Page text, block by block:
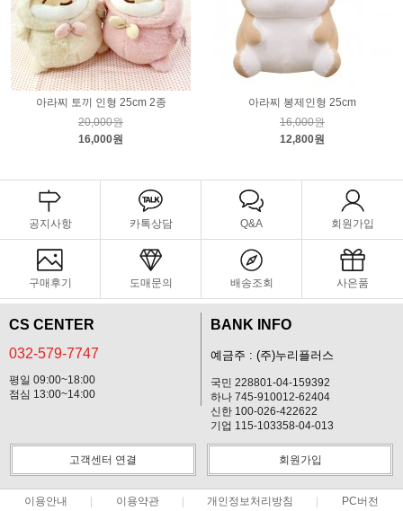
아라찌 토끼 인형 25cm 2종
20,000원
16,000원
아라찌 봉제인형 25cm
16,000원
12,800원
공지사항 카톡상담 Q&A 회원가입
구매후기 도매문의 배송조회 사은품
CS CENTER
032-579-7747
평일 09:00~18:00
점심 13:00~14:00
BANK INFO
예금주 : (주)누리플러스
국민 228801-04-159392
하나 745-910012-62404
신한 100-026-422622
기업 115-103358-04-013
고객센터 연결 회원가입
이용안내 이용약관 개인정보처리방침 PC버전